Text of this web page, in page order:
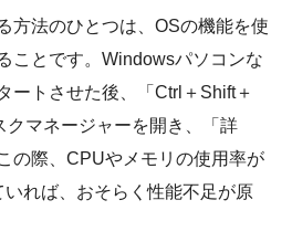
方法のひとつは、OSの機能を使
ことです。Windowsパソコンな
ートさせた後、「Ctrl＋Shift＋
クマネージャーを開き、「詳
の際、CPUやメモリの使用率が
れば、おそらく性能不足が原